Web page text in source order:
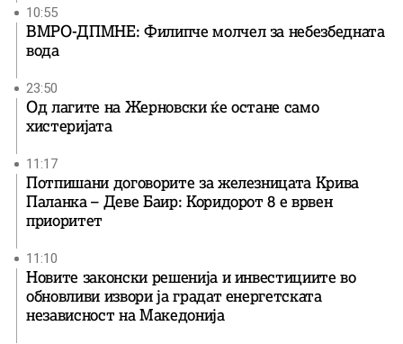
10:55
ВМРО-ДПМНЕ: Филипче молчел за небезбедната
вода
23:50
Од лагите на Жерновски ќе остане само
хистеријата
11:17
Потпишани договорите за железницата Крива
Паланка – Деве Баир: Коридорот 8 е врвен
приоритет
11:10
Новите законски решенија и инвестициите во
обновливи извори ја градат енергетската
независност на Македонија